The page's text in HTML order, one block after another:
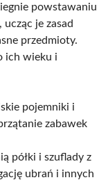
powstawaniu
ucząc je zasad
przedmioty.
ich wieku i
pojemniki i
zabawek
półki i szuflady z
ubrań i innych